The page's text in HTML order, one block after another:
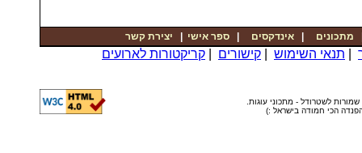
מתכונים |אינדקסים |ספר אישי יצירת קשר
תנאי השימוש קישורים קריקטורות לארועים
שמורות לשטרודל - מתכוני עוגות.
הכי חמודה בישראל :)